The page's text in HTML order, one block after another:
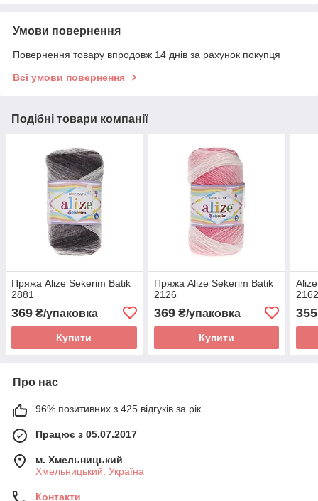
Умови повернення
Повернення товару впродовж 14 днів за рахунок покупця
Всі умови повернення
Подібні товари компанії
Пряжа Alize Sekerim Batik
2881
369 ₴/упаковка
Купити
Пряжа Alize Sekerim Batik
2126
369₴/упаковка
Купити
355
Про нас
96% позитивних з 425 відгуків за рік
Працює з 05.07.2017
м. Хмельницький
Хмельницький, Україна
Контакти